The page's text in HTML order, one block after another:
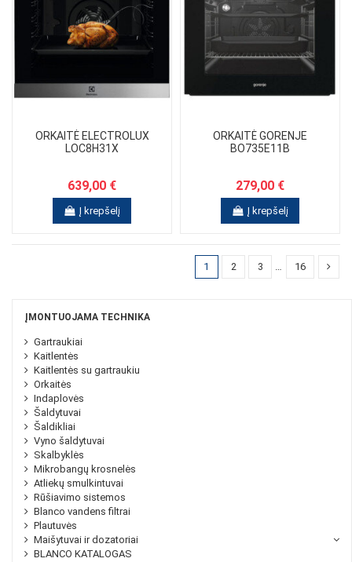
ORKAITĖ ELECTROLUX
LOC8H31X
639,00 €
Į krepšelį
ORKAITĖ GORENJE
BO735E11B
279,00 €
Į krepšelį
1 2 3 … 16
ĮMONTUOJAMA TECHNIKA
Gartraukiai
Kaitlentės
Kaitlentės su gartraukiu
Orkaitės
Indaplovės
Šaldytuvai
Šaldikliai
Vyno šaldytuvai
Skalbyklės
Mikrobangų krosnelės
Atliekų smulkintuvai
Rūšiavimo sistemos
Blanco vandens filtrai
Plautuvės
Maišytuvai ir dozatoriai
BLANCO KATALOGAS